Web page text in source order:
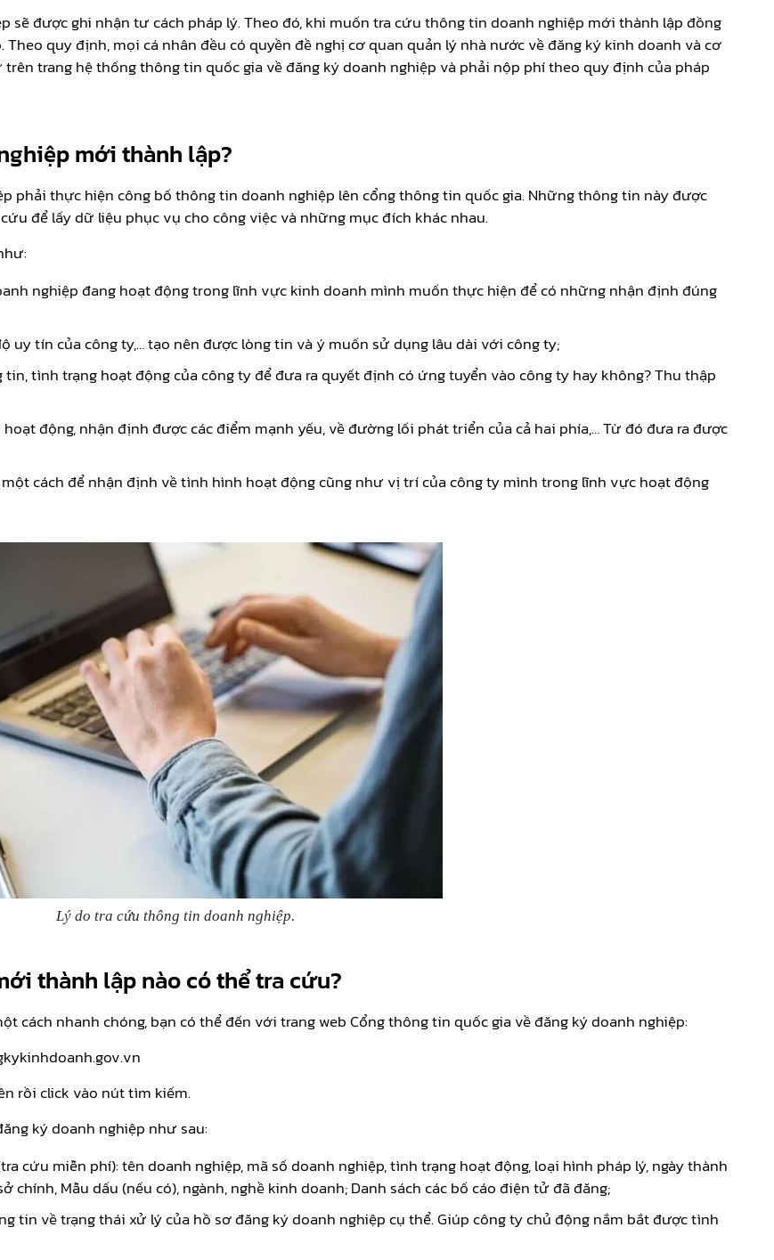
sẽ được ghi nhận tư cách pháp lý. Theo đó, khi muốn tra cứu thông tin doanh nghiệp mới thành lập đồng
quy định, mọi cá nhân đều có quyền đề nghị cơ quan quản lý nhà nước về đăng ký kinh doanh và cơ
trang hệ thống thông tin quốc gia về đăng ký doanh nghiệp và phải nộp phí theo quy định của pháp
mới thành lập?
phải thực hiện công bố thông tin doanh nghiệp lên cổng thông tin quốc gia. Những thông tin này được
để lấy dữ liệu phục vụ cho công việc và những mục đích khác nhau.
nghiệp đang hoạt động trong lĩnh vực kinh doanh mình muốn thực hiện để có những nhận định đúng
uy tín của công ty,… tạo nên được lòng tin và ý muốn sử dụng lâu dài với công ty;
tình trạng hoạt động của công ty để đưa ra quyết định có ứng tuyển vào công ty hay không? Thu thập
động, nhận định được các điểm mạnh yếu, về đường lối phát triển của cả hai phía,… Từ đó đưa ra được
cách để nhận định về tình hình hoạt động cũng như vị trí của công ty mình trong lĩnh vực hoạt động
Lý do tra cứu thông tin doanh nghiệp.
thành lập nào có thể tra cứu?
nhanh chóng, bạn có thể đến với trang web Cổng thông tin quốc gia về đăng ký doanh nghiệp:
rồi click vào nút tìm kiếm.
ký doanh nghiệp như sau:
cứu miễn phí): tên doanh nghiệp, mã số doanh nghiệp, tình trạng hoạt động, loại hình pháp lý, ngày thành
Mẫu dấu (nếu có), ngành, nghề kinh doanh; Danh sách các bố cáo điện tử đã đăng;
tin về trạng thái xử lý của hồ sơ đăng ký doanh nghiệp cụ thể. Giúp công ty chủ động nắm bắt được tình